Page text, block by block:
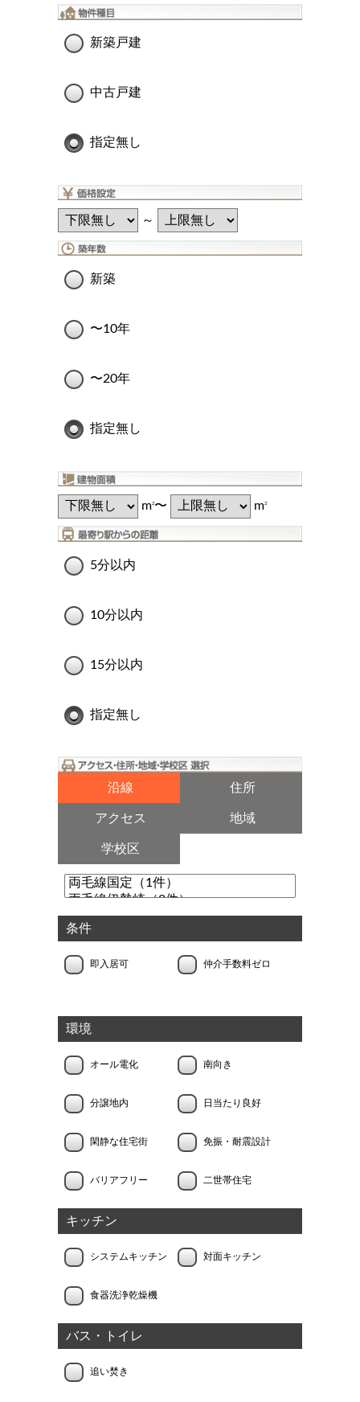
新築戸建
中古戸建
指定無し
～
新築
〜10年
〜20年
指定無し
m2〜 m2
5分以内
10分以内
15分以内
指定無し
沿線 住所
アクセス 地域
学校区
条件
即入居可 仲介手数料ゼロ
環境
オール電化 南向き
分譲地内 日当たり良好
閑静な住宅街 免振・耐震設計
バリアフリー 二世帯住宅
キッチン
システムキッチン 対面キッチン
食器洗浄乾燥機
バス・トイレ
追い焚き